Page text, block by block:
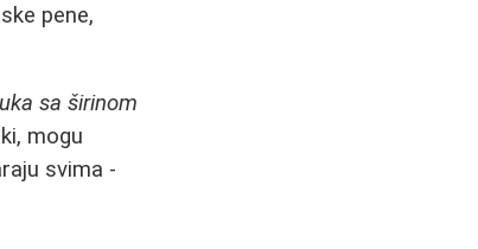
pene,
sa širinom
mogu
svima -